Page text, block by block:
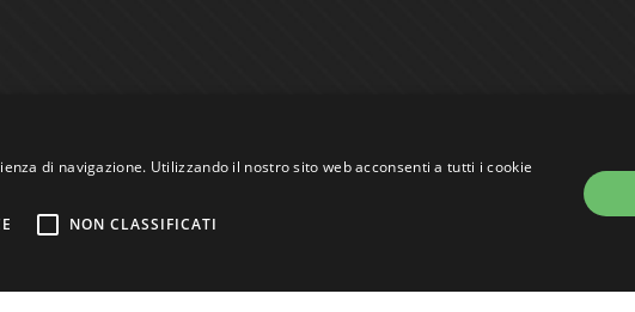
Bassi VAT nr. 01744000207
di navigazione. Utilizzando il nostro sito web acconsenti a tutti i cookie
NON CLASSIFICATI